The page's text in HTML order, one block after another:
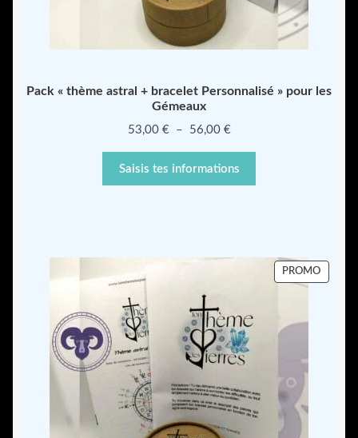
Pack « thème astral + bracelet Personnalisé » pour les
Gémeaux
53,00 € – 56,00 €Plage
prix :
53,00 €
Saisis tes informations
PROMO